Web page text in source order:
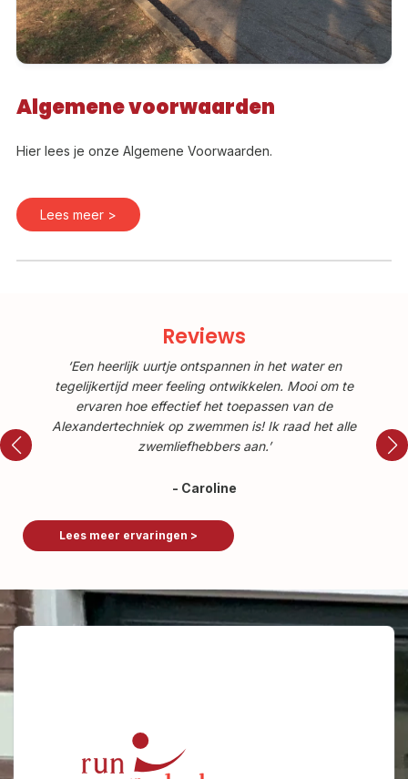
Algemene voorwaarden
Hier lees je onze Algemene Voorwaarden.
Lees meer >
Reviews
‘Een heerlijk uurtje ontspannen in het water en
tegelijkertijd meer feeling ontwikkelen. Mooi om te
ervaren hoe effectief het toepassen van de
Alexandertechniek op zwemmen is! Ik raad het alle
zwemliefhebbers aan.’
- Caroline
Lees meer ervaringen >